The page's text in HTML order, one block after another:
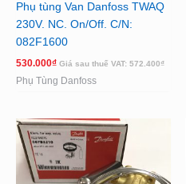
Phụ tùng Van Danfoss TWAQ
230V. NC. On/Off. C/N:
082F1600
530.000₫ Giá sau thuế VAT: 572.400₫
Phụ Tùng Danfoss